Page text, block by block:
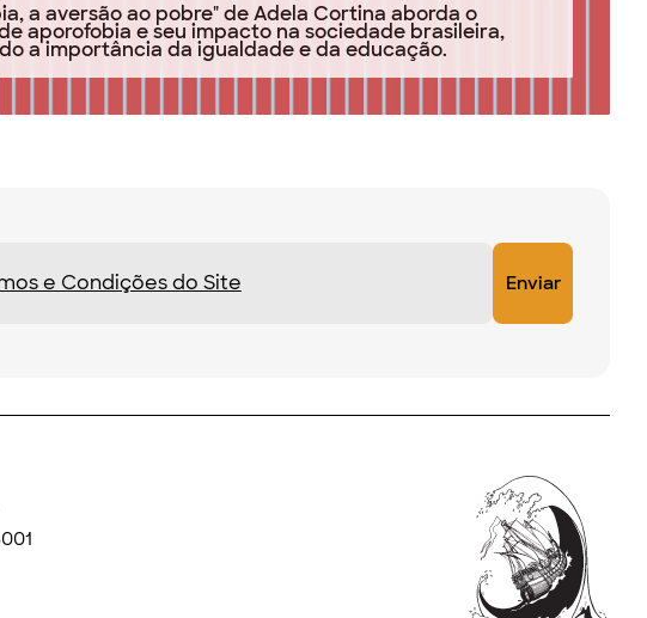
a aversão ao pobre" de Adela Cortina aborda o
aporofobia e seu impacto na sociedade brasileira,
a importância da igualdade e da educação.
e Condições do Site